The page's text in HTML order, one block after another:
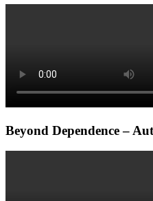
Beyond Dependence –